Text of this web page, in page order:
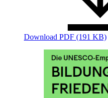
Download PDF (191 KB)